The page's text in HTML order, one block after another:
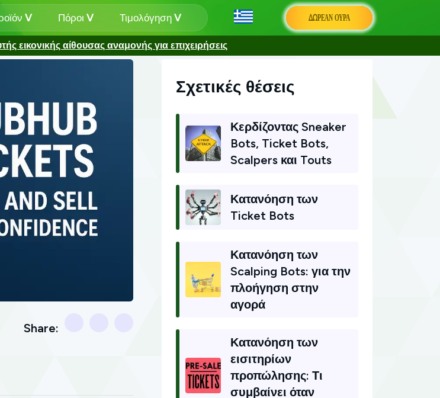
Πόροι Τιμολόγηση ΔΩΡΕΆΝ ΟΥΡΆ
εικονικής αίθουσας αναμονής για επιχειρήσεις
Share:
Σχετικές θέσεις
Κερδίζοντας Sneaker
Bots, Ticket Bots,
Scalpers και Touts
Κατανόηση των
Ticket Bots
Κατανόηση των
Scalping Bots: για την
πλοήγηση στην
αγορά
Κατανόηση των
εισιτηρίων
προπώλησης: Τι
συμβαίνει όταν